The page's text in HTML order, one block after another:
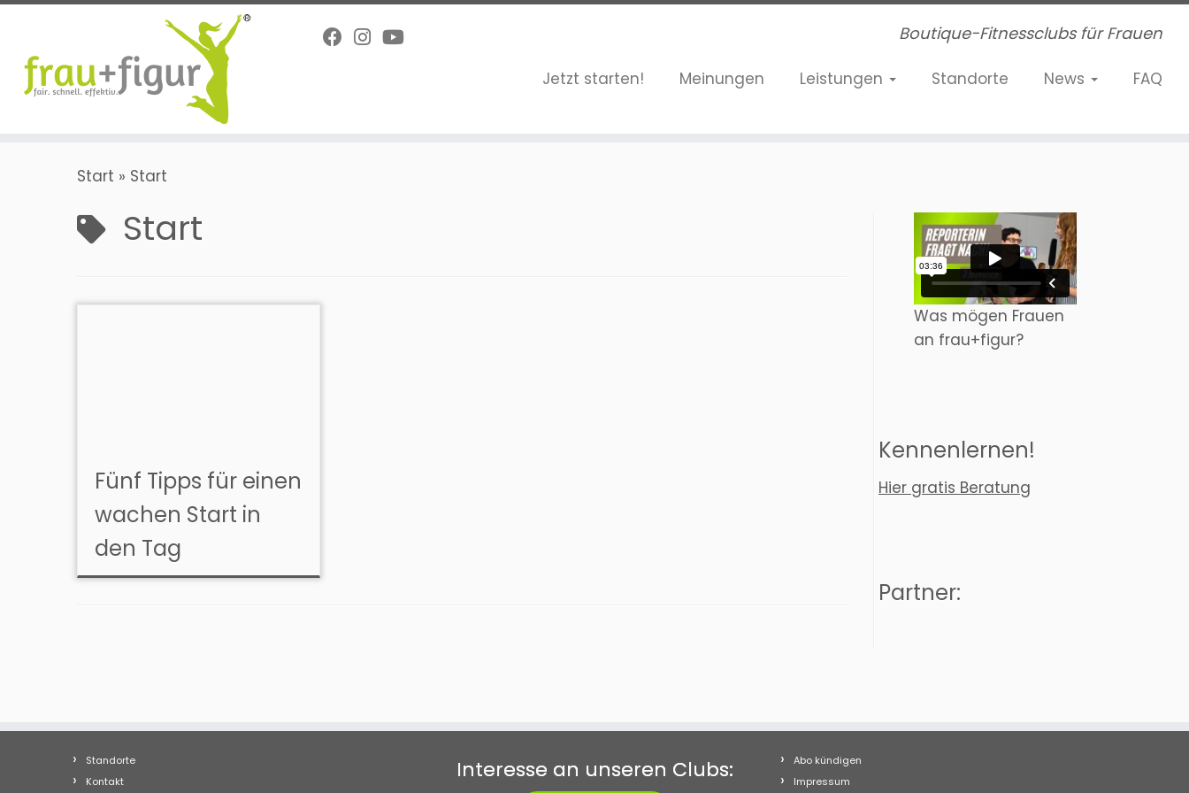
Zum
springen
Boutique-Fitnessclubs für Frauen
Jetzt starten! Meinungen Leistungen Standorte News FAQ
Start » Start
Start
Fünf Tipps für einen
wachen Start in
den Tag
Was mögen Frauen
an frau+figur?
Kennenlernen!
Hier gratis Beratung
Partner:
Standorte
Kontakt
Interesse an unseren Clubs:
Abo kündigen
Impressum